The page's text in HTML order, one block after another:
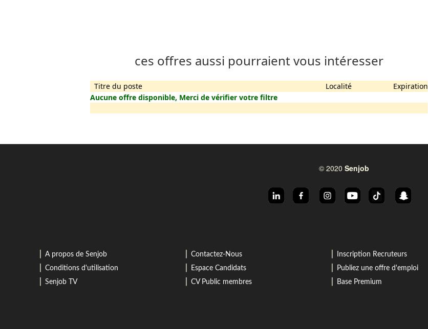
ces offres aussi pourraient vous intéresser
Titre du poste Localité
Expiration
Aucune offre disponible, Merci de vérifier votre filtre
© 2020 Senjob
A propos de Senjob Contactez-Nous Inscription Recruteurs
Conditions d'utilisation Espace Candidats Publiez une offre d'emploi
Senjob TV CV Public membres Base Premium